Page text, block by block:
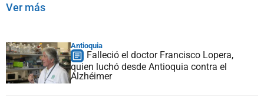
Ver más
Antioquia
Falleció el doctor Francisco Lopera,
quien luchó desde Antioquia contra el
Alzhéimer